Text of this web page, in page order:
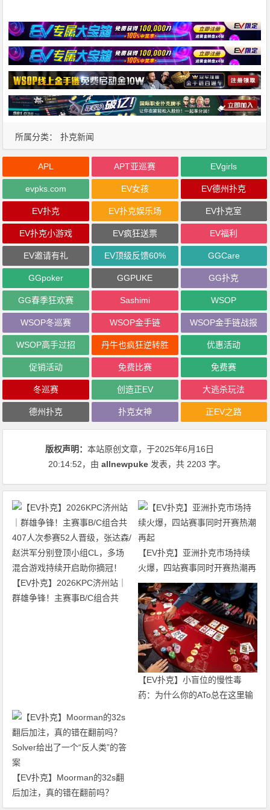
所属分类： 扑克新闻
APL APT亚巡赛 EVgirls
evpks.com EV女孩 EV德州扑克
EV扑克 EV扑克娱乐场 EV扑克室
EV扑克小游戏 EV疯狂送票 EV福利
EV邀请有礼 EV顶级反馈60% GGCare
GGpoker GGPUKE GG扑克
GG春季狂欢赛 Sashimi WSOP
WSOP冬巡赛 WSOP金手链 WSOP金手链战报
WSOP高手过招 丹牛也疯狂逆转胜 优惠活动
促销活动 免费比赛 免费赛
冬巡赛 创造正EV 大逃杀玩法
德州扑克 扑克女神 正EV之路
版权声明：本站原创文章，于2025年6月16日
20:14:52，由allnewpuke 发表，共 2203 字。
【EV扑克】2026KPC济州站｜
群雄争锋！主赛事B/C组合共
【EV扑克】亚洲扑克市场持续
火爆，四站赛事同时开赛热潮再
起
【EV扑克】小盲位的慢性毒
药：为什么你的ATo总在这里输
【EV扑克】Moorman的32s翻
后加注，真的错在翻前吗？
Solver给出了一个“反人类”的答